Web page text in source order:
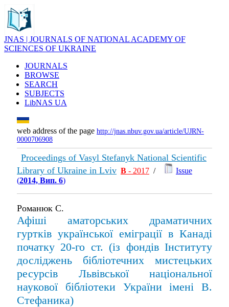
JNAS | JOURNALS OF NATIONAL ACADEMY OF
SCIENCES OF UKRAINE
JOURNALS
BROWSE
SEARCH
SUBJECTS
LibNAS UA
web address of the page http://jnas.nbuv.gov.ua/article/UJRN-
0000706908
Proceedings of Vasyl Stefanyk National Scientific
Library of Ukraine in Lviv В - 2017 /
Issue
(2014, Вип. 6)
Романюк С.
Афіші аматорських драматичних
гуртків української еміграції в Канаді
початку 20-го ст. (із фондів Інституту
досліджень бібліотечних мистецьких
ресурсів Львівської національної
наукової бібліотеки України імені В.
Стефаника)